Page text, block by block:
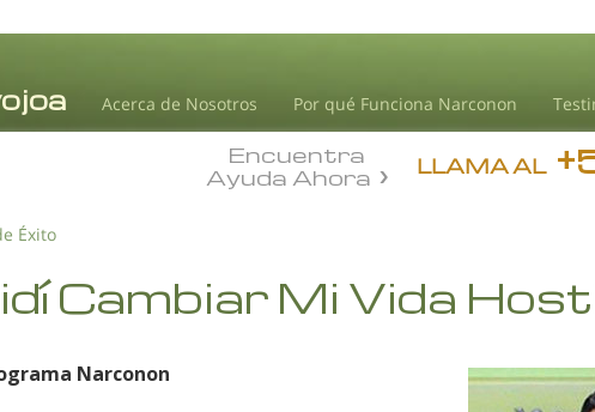
Acerca de Nosotros Por qué Funciona Narconon
LLAMA AL
Encuentra
Ayuda Ahora
Éxito
Cambiar Mi Vida
Narconon